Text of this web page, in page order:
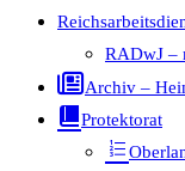
RADwJ –
Archiv –
Protektorat